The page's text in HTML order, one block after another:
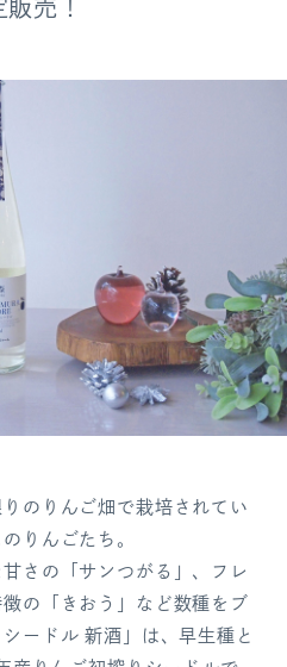
売！
のりんご畑で栽培されてい
りんごたち。
さの「サンつがる」、フレ
の「きおう」など数種をブ
ードル 新酒」は、早生種と